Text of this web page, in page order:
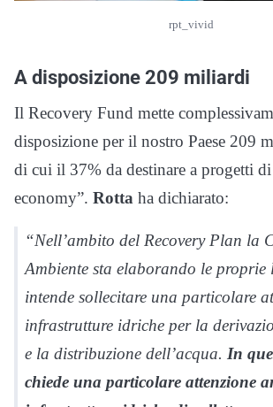
rpt_vivid
A disposizione 209 miliardi
Il Recovery Fund mette
disposizione per il nostro Paese 209
di cui il 37% da destinare a progetti di
economy”. Rotta ha dichiarato:
“Nell’ambito del Recovery Plan la
Ambiente sta elaborando le proprie
intende sollecitare una particolare
infrastrutture idriche per la
e la distribuzione dell’acqua. In
chiede una particolare attenzione